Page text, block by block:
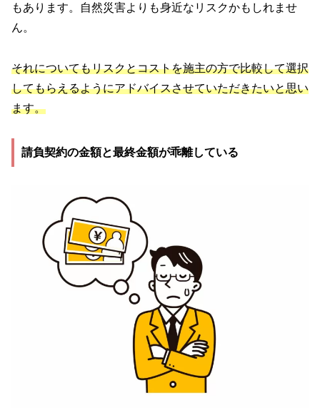
もあります。自然災害よりも身近なリスクかもしれませ
ん。
それについてもリスクとコストを施主の方で比較して選択
してもらえるようにアドバイスさせていただきたいと思い
ます。
請負契約の金額と最終金額が乖離している